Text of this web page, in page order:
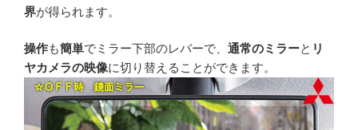
界が得られます。
操作も簡単でミラー下部のレバーで、 通常のミラーと リ
ヤカメラの映像に切り替えることができます。